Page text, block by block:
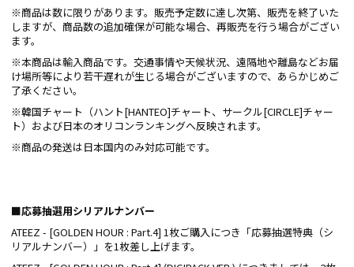
※商品は数に限りがあります。販売予定数に達し次第、販売を終了いた
しますが、商品数の追加確保が可能な場合、再販売を行う場合がござい
ます。
※本商品は輸入商品です。交通事情や天候状況、遠隔地や離島などお届
け場所等により若干遅れが生じる場合がございますので、あらかじめご
了承ください。
※韓国チャート（ハント[HANTEO]チャート、サークル[CIRCLE]チャー
ト）および日本のオリコンランキングへ反映されます。
※商品の発送は日本国内のみ対応可能です。
■応募抽選用シリアルナンバー
ATEEZ - [GOLDEN HOUR : Part.4] 1枚ご購入につき「応募抽選特典（シ
リアルナンバー）」を1枚差し上げます。